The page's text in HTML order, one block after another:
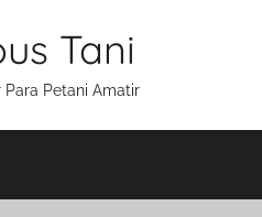
Tani
Petani Amatir